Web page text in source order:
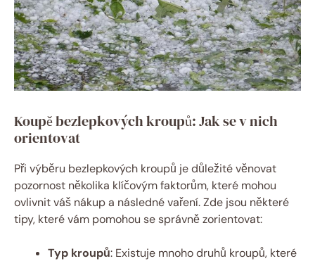
Koupě bezlepkových kroupů: Jak se v nich
orientovat
Při výběru bezlepkových kroupů je důležité věnovat
pozornost několika klíčovým faktorům, které mohou
ovlivnit váš nákup a následné vaření. Zde jsou některé
tipy, které vám pomohou se správně zorientovat:
Typ kroupů: Existuje mnoho druhů kroupů, které